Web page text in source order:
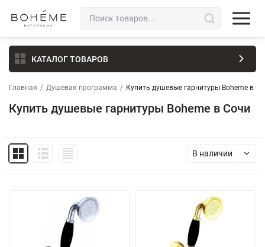
КАТАЛОГ ТОВАРОВ
Главная / Душевая программа / Купить душевые гарнитуры Boheme в
Купить душевые гарнитуры Boheme в Сочи
В наличии